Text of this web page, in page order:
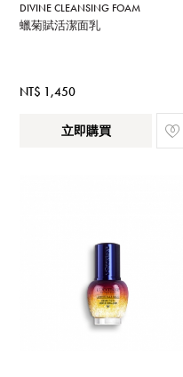
DIVINE CLEANSING FOAM
蠟菊賦活潔面乳
NT$ 1,450
立即購買